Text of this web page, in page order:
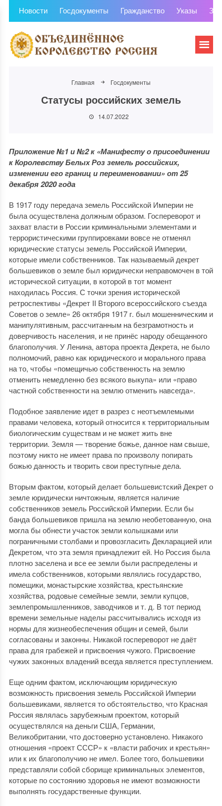
Новости Госдокументы Гражданство Указы
Главная Госдокументы
Статусы российских земель
14.07.2022
Приложение №1 и №2к «Манифесту о присоединении
к Королевству Белых Роз земель российских,
изменении его границ и переименовании» от 25
декабря 2020 года
В 1917 году передача земель Российской Империи не
была осуществлена должным образом. Госпереворот и
захват власти в России криминальными элементами и
террористическими группировками вовсе не отменял
юридические статусы земель Российской Империи,
которые имели собственников. Так называемый декрет
большевиков о земле был юридически неправомочен в той
исторической ситуации, в которой в тот момент
находилась Россия. С точки зрения исторической
ретроспективы «Декрет II Второго всероссийского съезда
Советов о земле» 26 октября 1917 г. был мошенническим и
манипулятивным, рассчитанным на безграмотность и
доверчивость населения, и не принёс народу обещанного
благополучия. У Ленина, автора проекта Декрета, не было
полномочий, равно как юридического и морального права
на то, чтобы «помещичью собственность на землю
отменить немедленно без всякого выкупа» или «право
частной собственности на землю отменить навсегда».
Подобное заявление идет в разрез с неотъемлемыми
правами человека, который относится к территориальным
биологическим существам и не может жить вне
территории. Земля — творение божье, данное нам свыше,
поэтому никто не имеет права по произволу попирать
божью данность и творить свои преступные дела.
Вторым фактом, который делает большевистский Декрет о
земле юридически ничтожным, является наличие
собственников земель Российской Империи. Если бы
банда большевиков пришла на землю необетованную, она
могла бы обнести участок земли колышками или
пограничными столбами и провозгласить Декларацией или
Декретом, что эта земля принадлежит ей. Но Россия была
плотно заселена и все ее земли были распределены и
имела собственников, которыми являлись государство,
помещики, монастырские хозяйства, крестьянские
хозяйства, родовые семейные земли, земли купцов,
землепромышленников, заводчиков и т. д. В тот период
времени земельные наделы рассчитывались исходя из
нормы для жизнеобеспечения общин и семей, были
согласованы и законны. Никакой госпереворот не даёт
права для грабежей и присвоения чужого. Присвоение
чужих законных владений всегда является преступлением.
Еще одним фактом, исключающим юридическую
возможность присвоения земель Российской Империи
большевиками, является то обстоятельство, что Красная
Россия являлась зарубежным проектом, который
осуществлялся на деньги США, Германии,
Великобритании, что достоверно установлено. Никакого
отношения «проект СССР» к «власти рабочих и крестьян»
или к их благополучию не имел. Более того, большевики
представляли собой сборище криминальных элементов,
которые по состоянию здоровья не имеют возможности
выполнять государственные функции.